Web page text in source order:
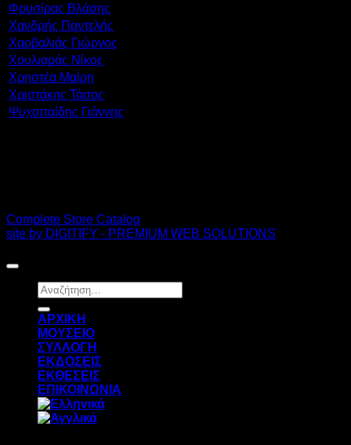
Φρυσίρας Βλάσης
Χανδρής Παντελής
Χαρβαλιάς Γιώργος
Χουλιαράς Νίκος
Χρηστέα Μαίρη
Χριστάκης Τάσος
Ψυχοπαίδης Γιάννης
Complete Store Catalog
site by DIGITIFY - PREMIUM WEB SOLUTIONS
Αναζήτηση
για:
ΑΡΧΙΚΗ
ΜΟΥΣΕΙΟ
ΣΥΛΛΟΓΗ
ΕΚΔΟΣΕΙΣ
ΕΚΘΕΣΕΙΣ
ΕΠΙΚΟΙΝΩΝΙΑ